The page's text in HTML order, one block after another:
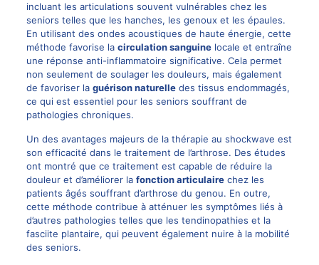
incluant les articulations souvent vulnérables chez les
seniors telles que les hanches, les genoux et les épaules.
En utilisant des ondes acoustiques de haute énergie, cette
méthode favorise la circulation sanguinelocale et entraîne
une réponse anti-inflammatoire significative. Cela permet
non seulement de soulager les douleurs, mais également
de favoriser la guérison naturelledes tissus endommagés,
ce qui est essentiel pour les seniors souffrant de
pathologies chroniques.
Un des avantages majeurs de la thérapie au shockwave est
son efficacité dans le traitement de l’arthrose. Des études
ont montré que ce traitement est capable de réduire la
douleur et d’améliorer la fonction articulairechez les
patients âgés souffrant d’arthrose du genou. En outre,
cette méthode contribue à atténuer les symptômes liés à
d’autres pathologies telles que les tendinopathies et la
fasciite plantaire, qui peuvent également nuire à la mobilité
des seniors.